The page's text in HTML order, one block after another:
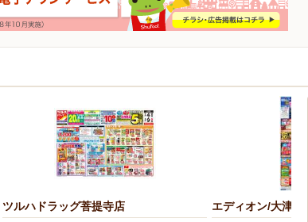
ツルハドラッグ菩提寺店 エディオン/大津店